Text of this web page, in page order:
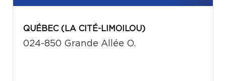
QUÉBEC (LA CITÉ-LIMOILOU)
024-850 Grande Allée O.